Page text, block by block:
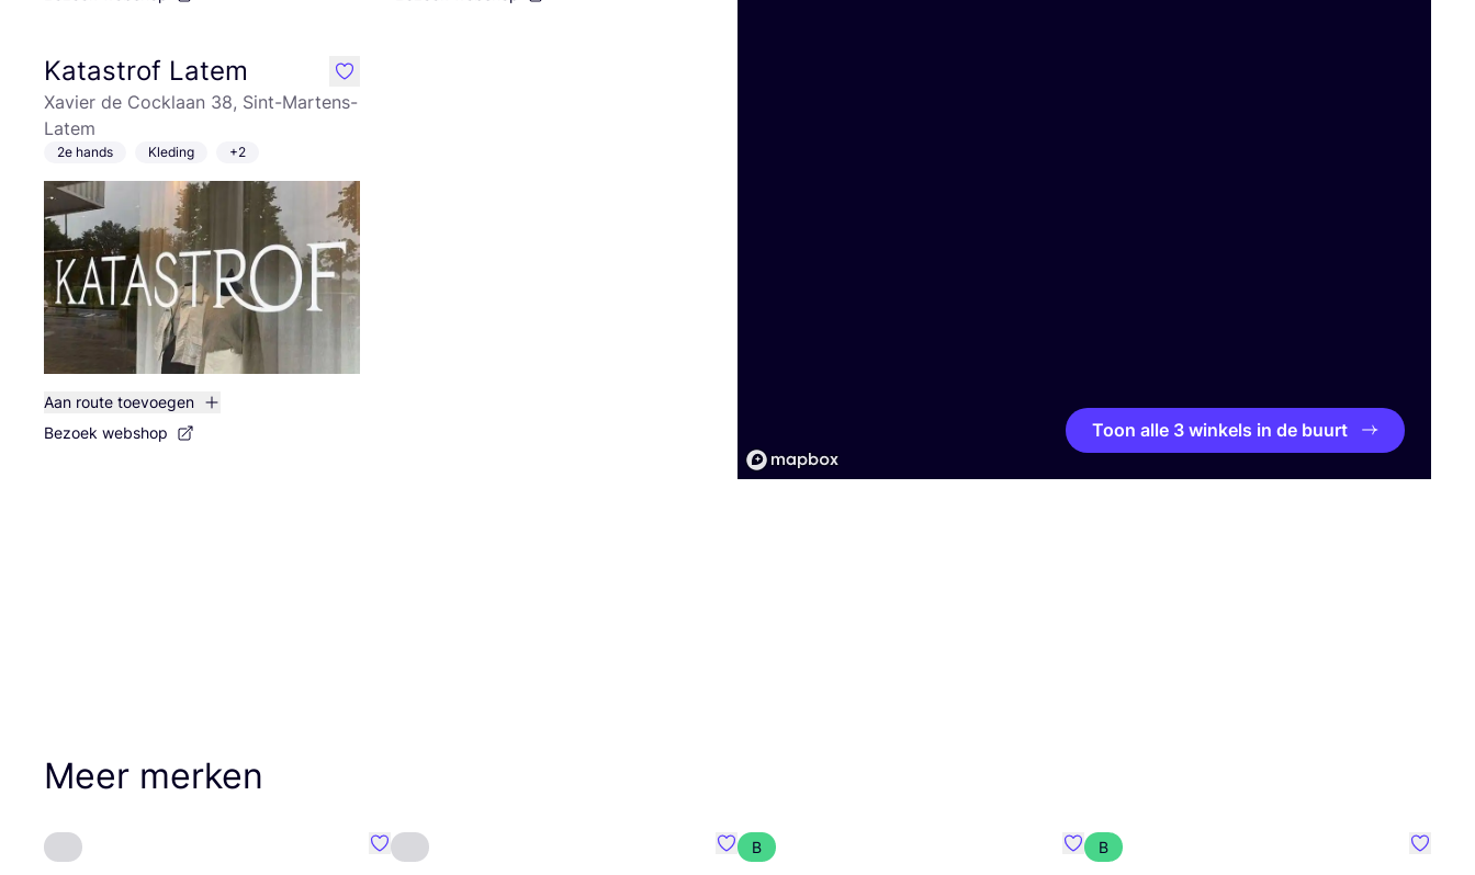
Katastrof Latem
Xavier de Cocklaan 38, Sint-Martens-
Latem
2e hands Kleding +2
Aan route toevoegen
Bezoek webshop
like
Toon alle 3 winkels in de buurt
Meer merken
Favoriete {naam} Favoriete {naam}
B Favoriete {naam}
B